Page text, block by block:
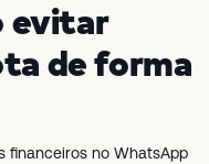
evitar
de forma
financeiros no WhatsApp